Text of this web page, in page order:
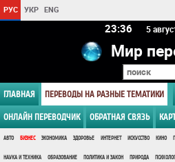
РУС УКР ENG
23 36 5
Мир
ГЛАВНАЯ ПЕРЕВОДЫ НА РАЗНЫЕ ТЕМАТИКИ
ОНЛАЙН ПЕРЕВОДЧИК ОБРАТНАЯ СВЯЗЬ
АВТО БИЗНЕС ЭКОНОМИКА ЗДОРОВЬЕ ИНТЕРНЕТ ИСКУССТВО КИНО
НАУКА И ТЕХНИКА ОБРАЗОВАНИЕ ПОЛИТИКА И ЗАКОН ПРИРОДА